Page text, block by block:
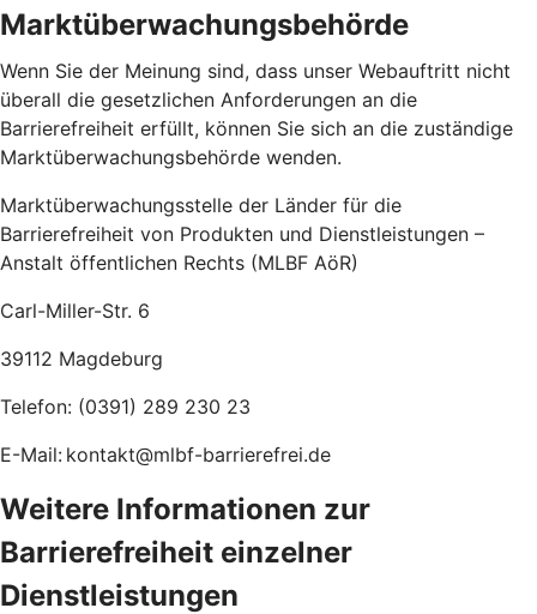
Marktüberwachungsbehörde
Wenn Sie der Meinung sind, dass unser Webauftritt nicht
überall die gesetzlichen Anforderungen an die
Barrierefreiheit erfüllt, können Sie sich an die zuständige
Marktüberwachungsbehörde wenden.
Marktüberwachungsstelle der Länder für die
Barrierefreiheit von Produkten und Dienstleistungen –
Anstalt öffentlichen Rechts (MLBF AöR)
Carl-Miller-Str. 6
39112 Magdeburg
Telefon: (0391) 289 230 23
E-Mail: kontakt@mlbf-barrierefrei.de
Weitere Informationen zur
Barrierefreiheit einzelner
Dienstleistungen